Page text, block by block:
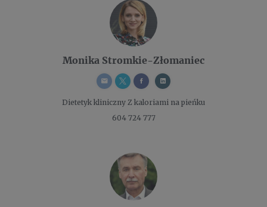
Monika Stromkie-Złomaniec
Dietetyk kliniczny Z kaloriami na pieńku
604 724 777